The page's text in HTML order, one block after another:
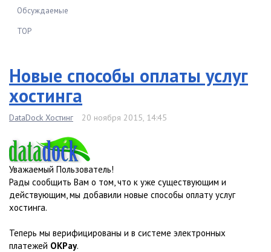
Обсуждаемые
TOP
Новые способы оплаты услуг
хостинга
DataDock Хостинг 20 ноября 2015, 14:45
Уважаемый Пользователь!
Рады сообщить Вам о том, что к уже существующим и
действующим, мы добавили новые способы оплату услуг
хостинга.
Теперь мы верифицированы и в системе электронных
платежей OKPay.